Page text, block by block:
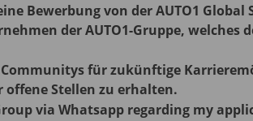
Bewerbung von der AUTO1 Global
der AUTO1-Gruppe, welches
für zukünftige
offene Stellen zu erhalten.
via Whatsapp regarding my